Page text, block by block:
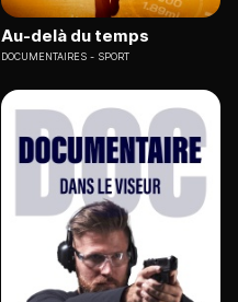
Au-delà du temps
DOCUMENTAIRES SPORT